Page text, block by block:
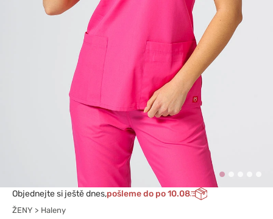
Objednejte si ještě dnes,pošleme do po 10.08
ŽENY Haleny